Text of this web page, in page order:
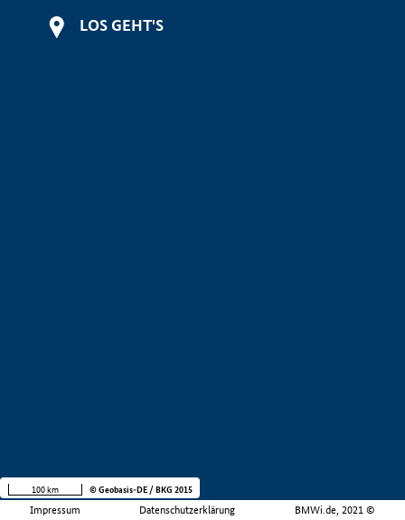
LOS GEHT'S
Impressum Datenschutzerklärung BMWi.de, 2021 ©
100 km © Geobasis-DE / BKG 2015